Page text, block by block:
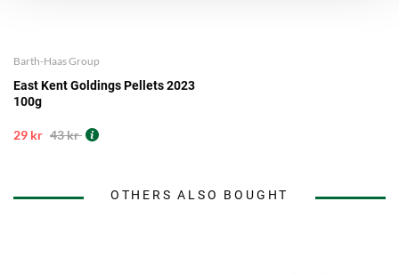
Barth-Haas Group
East Kent Goldings Pellets 2023
100g
29 kr 43 kr
OTHERS ALSO BOUGHT